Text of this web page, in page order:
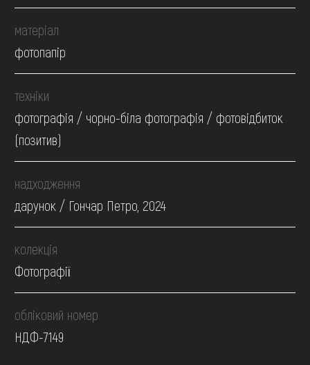
матеріал
фотопапір
техніки
фотографія / чорно-біла фотографія / фотовідбиток
(позитив)
надходження
дарунок / Гончар Петро, 2024
колекція
Фотографії
обліковий номер
НДФ-7149